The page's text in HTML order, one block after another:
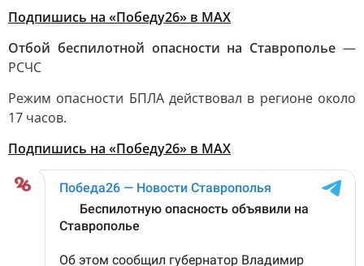
Подпишись на «Победу26» в MAX
Отбой беспилотной опасности на Ставрополье —
РСЧС
Режим опасности БПЛА действовал в регионе около
17 часов.
Подпишись на «Победу26» в MAX